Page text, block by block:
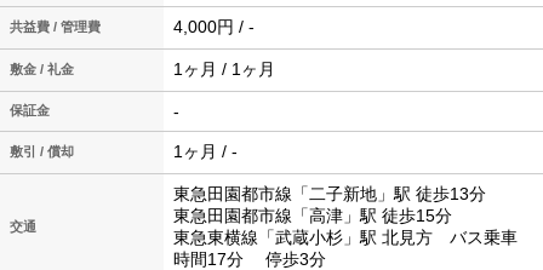
共益費 / 管理費 4,000円 / -
敷金 / 礼金 1ヶ月 / 1ヶ月
保証金 -
敷引 / 償却 1ヶ月 / -
交通
東急田園都市線「二子新地」駅 徒歩13分
東急田園都市線「高津」駅 徒歩15分
東急東横線「武蔵小杉」駅 北見方 バス乗車
時間17分 停歩3分